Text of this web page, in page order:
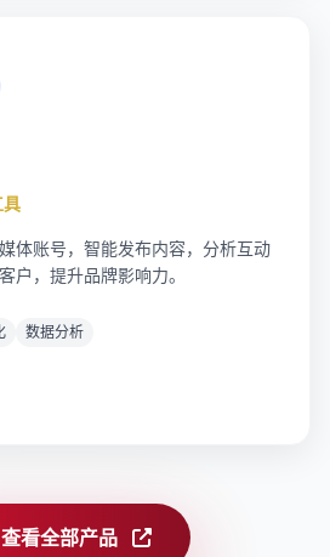
具
体账号，智能发布内容，分析互动
户，提升品牌影响力。
数据分析
查看全部产品